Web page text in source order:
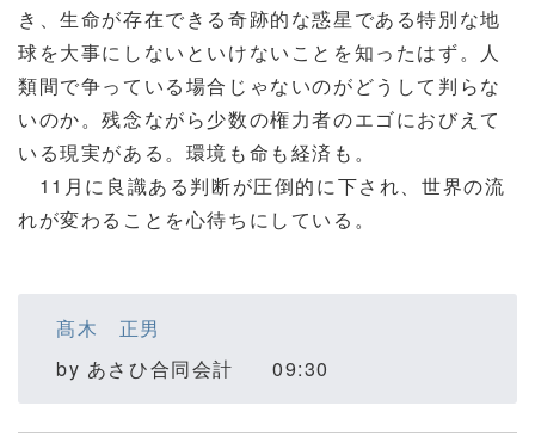
き、生命が存在できる奇跡的な惑星である特別な地
球を大事にしないといけないことを知ったはず。人
類間で争っている場合じゃないのがどうして判らな
いのか。残念ながら少数の権力者のエゴにおびえて
いる現実がある。環境も命も経済も。
11月に良識ある判断が圧倒的に下され、世界の流
れが変わることを心待ちにしている。
髙木 正男
by あさひ合同会計 09:30